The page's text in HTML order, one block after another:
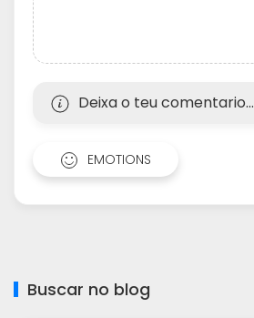
Deixa o teu comentario...
EMOTIONS
Buscar no blog